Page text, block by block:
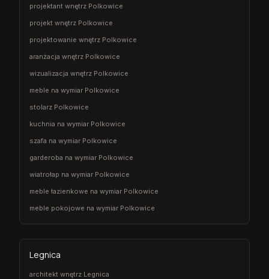
projektant wnętrz Polkowice
projekt wnętrz Polkowice
projektowanie wnętrz Polkowice
aranżacja wnętrz Polkowice
wizualizacja wnętrz Polkowice
meble na wymiar Polkowice
stolarz Polkowice
kuchnia na wymiar Polkowice
szafa na wymiar Polkowice
garderoba na wymiar Polkowice
wiatrołap na wymiar Polkowice
meble łazienkowe na wymiar Polkowice
meble pokojowe na wymiar Polkowice
Legnica
architekt wnętrz Legnica